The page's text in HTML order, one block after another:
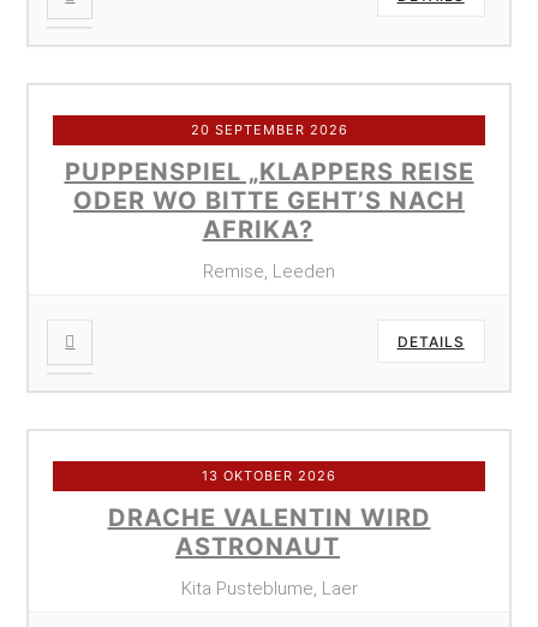
20 SEPTEMBER 2026
PUPPENSPIEL „KLAPPERS REISE
ODER WO BITTE GEHT’S NACH
AFRIKA?
Remise, Leeden
DETAILS
13 OKTOBER 2026
DRACHE VALENTIN WIRD
ASTRONAUT
Kita Pusteblume, Laer